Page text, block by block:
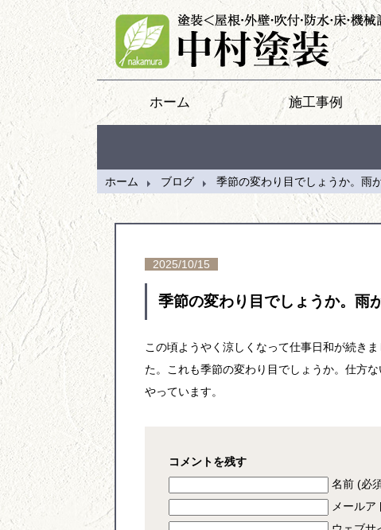
ホーム 施工事例
ホーム ブログ 季節の変わり目でしょうか。雨
2025/10/15
季節の変わり目でしょうか。雨
この頃ようやく涼しくなって仕事日和が続き
た。これも季節の変わり目でしょうか。仕方
やっています。
コメントを残す
名前 (必
メール